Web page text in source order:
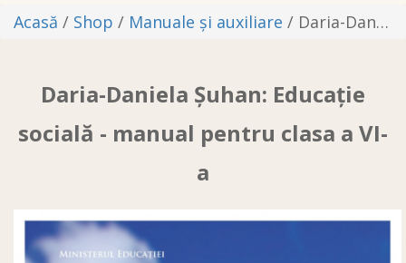
Acasă / Shop / Manuale și auxiliare / Daria-Daniela Șuhan: Educație socială - manual pentru clasa a VI-a
Daria-Daniela Șuhan: Educație
socială - manual pentru clasa a VI-
a